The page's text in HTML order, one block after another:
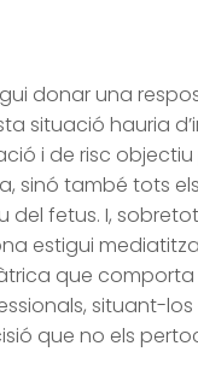
donar una
situació hauria
i de risc
sinó també tots
del fetus. I,
estigui
que
situant-
que no els